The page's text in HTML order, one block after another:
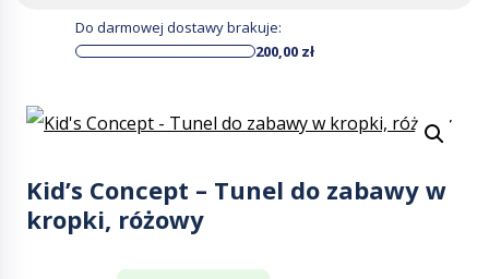
Do darmowej dostawy brakuje:
200,00 zł
Kid’s Concept – Tunel do zabawy w
kropki, różowy